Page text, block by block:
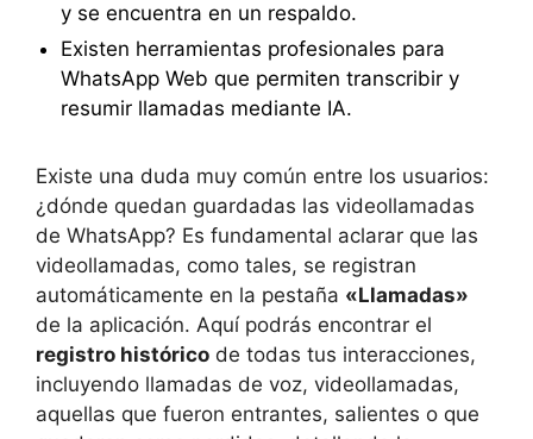
y se encuentra en un respaldo.
Existen herramientas profesionales para
WhatsApp Web que permiten transcribir y
resumir llamadas mediante IA.
Existe una duda muy común entre los usuarios:
¿dónde quedan guardadas las videollamadas
de WhatsApp? Es fundamental aclarar que las
videollamadas, como tales, se registran
automáticamente en la pestaña «Llamadas»
de la aplicación. Aquí podrás encontrar el
registro histórico de todas tus interacciones,
incluyendo llamadas de voz, videollamadas,
aquellas que fueron entrantes, salientes o que